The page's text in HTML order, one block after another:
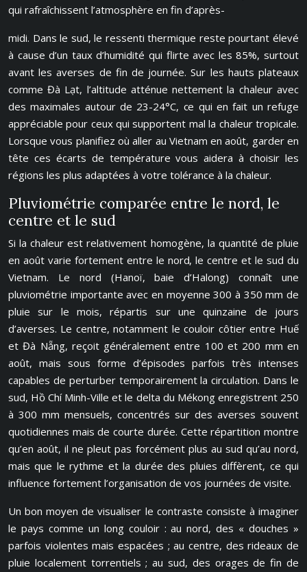
qui rafraîchissent l’atmosphère en fin d’après-
midi. Dans le sud, le ressenti thermique reste pourtant élevé
à cause d’un taux d’humidité qui flirte avec les 85%, surtout
avant les averses de fin de journée. Sur les hauts plateaux
comme Đà Lạt, l’altitude atténue nettement la chaleur avec
des maximales autour de 23-24°C, ce qui en fait un refuge
appréciable pour ceux qui supportent mal la chaleur tropicale.
Lorsque vous planifiez où aller au Vietnam en août, garder en
tête ces écarts de température vous aidera à choisir les
régions les plus adaptées à votre tolérance à la chaleur.
Pluviométrie comparée entre le nord, le
centre et le sud
Si la chaleur est relativement homogène, la quantité de pluie
en août varie fortement entre le nord, le centre et le sud du
Vietnam. Le nord (Hanoï, baie d’Halong) connaît une
pluviométrie importante avec en moyenne 300 à 350 mm de
pluie sur le mois, répartis sur une quinzaine de jours
d’averses. Le centre, notamment le couloir côtier entre Huế
et Đà Nẵng, reçoit généralement entre 100 et 200 mm en
août, mais sous forme d’épisodes parfois très intenses
capables de perturber temporairement la circulation. Dans le
sud, Hồ Chí Minh-Ville et le delta du Mékong enregistrent 250
à 300 mm mensuels, concentrés sur des averses souvent
quotidiennes mais de courte durée. Cette répartition montre
qu’en août, il ne pleut pas forcément plus au sud qu’au nord,
mais que le rythme et la durée des pluies diffèrent, ce qui
influence fortement l’organisation de vos journées de visite.
Un bon moyen de visualiser le contraste consiste à imaginer
le pays comme un long couloir : au nord, des « douches »
parfois violentes mais espacées ; au centre, des rideaux de
pluie localement torrentiels ; au sud, des orages de fin de